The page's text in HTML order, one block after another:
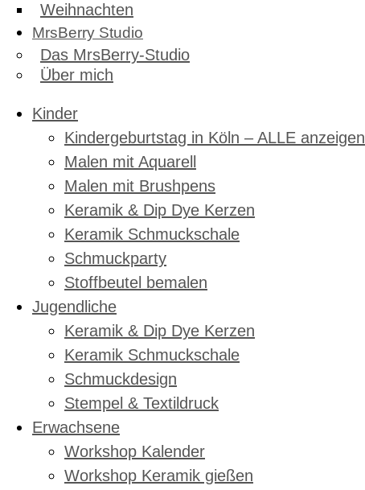
Weihnachten
MrsBerry Studio
Das MrsBerry-Studio
Über mich
Kinder
Kindergeburtstag in Köln – ALLE anzeigen
Malen mit Aquarell
Malen mit Brushpens
Keramik & Dip Dye Kerzen
Keramik Schmuckschale
Schmuckparty
Stoffbeutel bemalen
Jugendliche
Keramik & Dip Dye Kerzen
Keramik Schmuckschale
Schmuckdesign
Stempel & Textildruck
Erwachsene
Workshop Kalender
Workshop Keramik gießen